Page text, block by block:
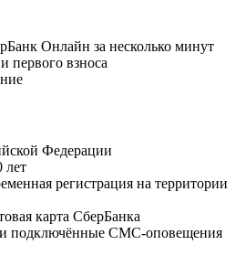
Онлайн за несколько минут
первого взноса
Федерации
лет
регистрация на территории
карта СберБанка
подключённые СМС-оповещения